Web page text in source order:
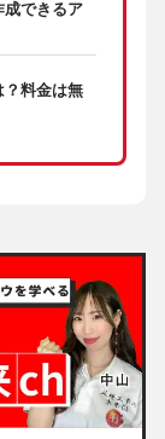
成できるア
？料金は無